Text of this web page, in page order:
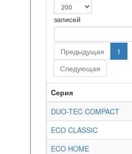
записей
Предыдущая
1
Следующая
Cерия
DUO-TEC COMPACT
ECO CLASSIC
ECO HOME